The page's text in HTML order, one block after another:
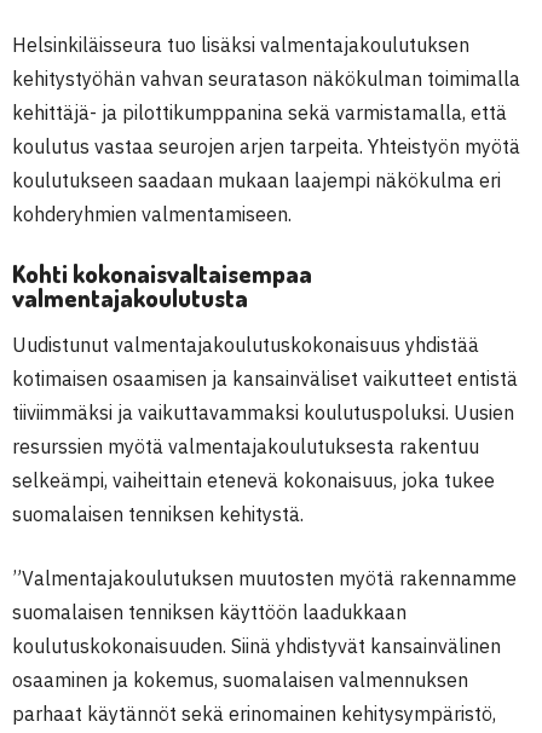
Helsinkiläisseura tuo lisäksi valmentajakoulutuksen
kehitystyöhän vahvan seuratason näkökulman toimimalla
kehittäjä- ja pilottikumppanina sekä varmistamalla, että
koulutus vastaa seurojen arjen tarpeita. Yhteistyön myötä
koulutukseen saadaan mukaan laajempi näkökulma eri
kohderyhmien valmentamiseen.
Kohti kokonaisvaltaisempaa
valmentajakoulutusta
Uudistunut valmentajakoulutuskokonaisuus yhdistää
kotimaisen osaamisen ja kansainväliset vaikutteet entistä
tiiviimmäksi ja vaikuttavammaksi koulutuspoluksi. Uusien
resurssien myötä valmentajakoulutuksesta rakentuu
selkeämpi, vaiheittain etenevä kokonaisuus, joka tukee
suomalaisen tenniksen kehitystä.
”Valmentajakoulutuksen muutosten myötä rakennamme
suomalaisen tenniksen käyttöön laadukkaan
koulutuskokonaisuuden. Siinä yhdistyvät kansainvälinen
osaaminen ja kokemus, suomalaisen valmennuksen
parhaat käytännöt sekä erinomainen kehitysympäristö,